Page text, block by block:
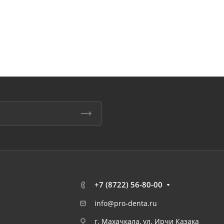
+7 (8722) 56-80-00
info@pro-denta.ru
г. Махачкала, ул. Ирчи Казака